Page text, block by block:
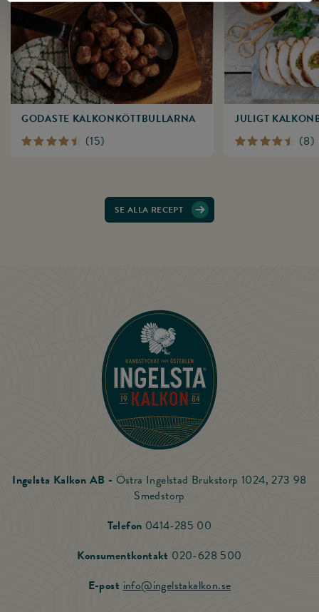
GODASTE KALKONKÖTTBULLARNA
(15)
JULIGT
(8)
SE ALLA RECEPT
Till startsidan
Ingelsta Kalkon AB - Östra Ingelstad Brukstorp 1024, 273 98
Smedstorp
Telefon 0414-285 00
Konsumentkontakt 020-628 500
E-postinfo@ingelstakalkon.seSkicka mail till